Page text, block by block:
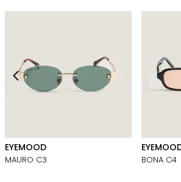
EYEMOOD
MAURO C3 BONA C4